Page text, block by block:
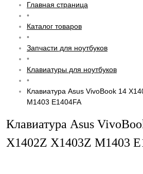
Главная страница
•
Каталог товаров
•
Запчасти для ноутбуков
•
Клавиатуры для ноутбуков
•
Клавиатура Asus VivoBook 14
M1403 E1404FA
Клавиатура Asus
X1402Z X1403Z M1403